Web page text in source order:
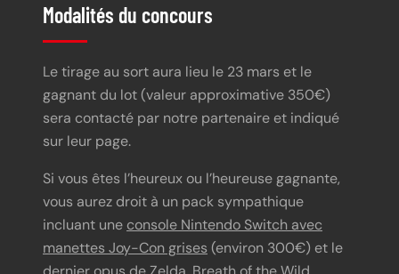
Modalités du concours
Le tirage au sort aura lieu le 23 mars et le
gagnant du lot (valeur approximative 350€)
sera contacté par notre partenaire et indiqué
sur leur page.
Si vous êtes l’heureux ou l’heureuse gagnante,
vous aurez droit à un pack sympathique
incluant une console Nintendo Switch avec
manettes Joy-Con grises (environ 300€) et le